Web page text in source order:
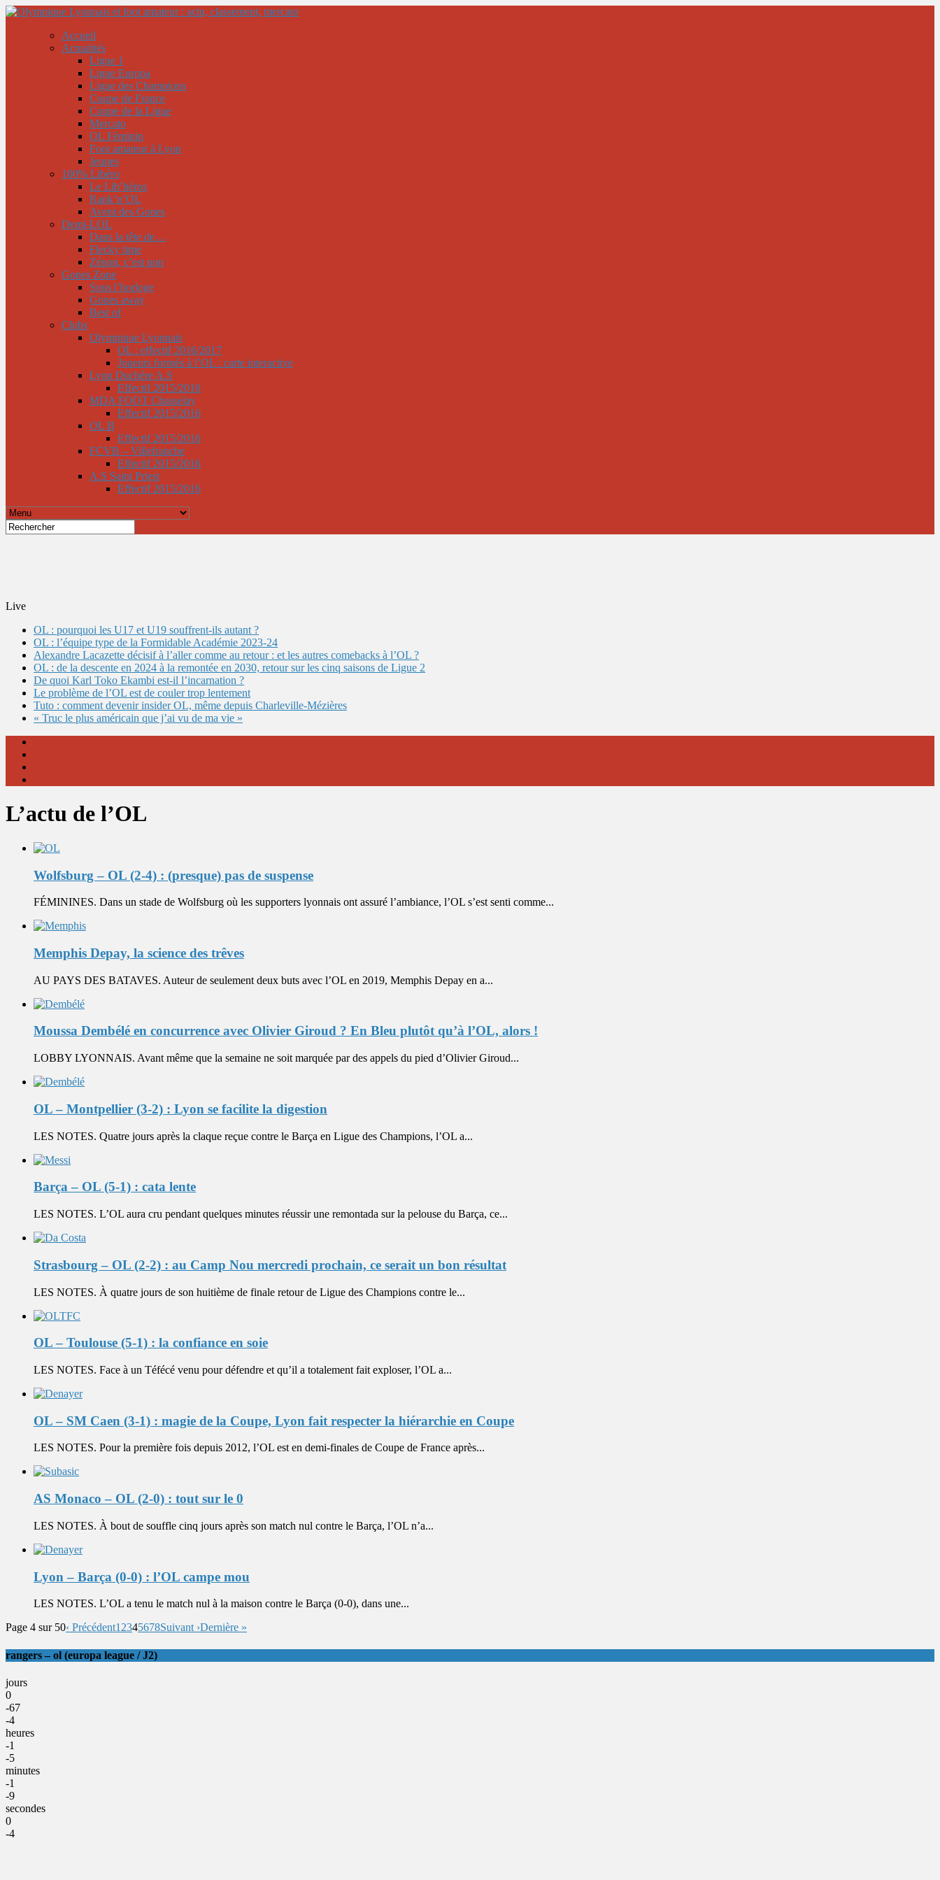
Accueil
Actualités
Ligue 1
Ligue Europa
Ligue des Champions
Coupe de France
Coupe de la Ligue
Mercato
OL Féminin
Foot amateur à Lyon
Jeunes
100% Libéro
Le Lib’héros
Rank’n’OL
Avent des Gones
Demi-LOL
Dans la tête de…
Flecky time
Zénon, c’est non
Gones Zone
Sous l’horloge
Gones away
Best of
Clubs
Olympique Lyonnais
OL : effectif 2016/2017
Joueurs formés à l’OL : carte interactive
Lyon Duchère A.S
Effectif 2015/2016
MDA FOOT Chasselay
Effectif 2015/2016
OL B
Effectif 2015/2016
FCVB – Villefranche
Effectif 2015/2016
A.S Saint Priest
Effectif 2015/2016
Live
OL : pourquoi les U17 et U19 souffrent-ils autant ?
OL : l’équipe type de la Formidable Académie 2023-24
Alexandre Lacazette décisif à l’aller comme au retour : et les autres comebacks à l’OL ?
OL : de la descente en 2024 à la remontée en 2030, retour sur les cinq saisons de Ligue 2
De quoi Karl Toko Ekambi est-il l’incarnation ?
Le problème de l’OL est de couler trop lentement
Tuto : comment devenir insider OL, même depuis Charleville-Mézières
« Truc le plus américain que j’ai vu de ma vie »
L’actu de l’OL
Wolfsburg – OL (2-4) : (presque) pas de suspense
FÉMININES. Dans un stade de Wolfsburg où les supporters lyonnais ont assuré l’ambiance, l’OL s’est senti comme...
Memphis Depay, la science des trêves
AU PAYS DES BATAVES. Auteur de seulement deux buts avec l’OL en 2019, Memphis Depay en a...
Moussa Dembélé en concurrence avec Olivier Giroud ? En Bleu plutôt qu’à l’OL, alors !
LOBBY LYONNAIS. Avant même que la semaine ne soit marquée par des appels du pied d’Olivier Giroud...
OL – Montpellier (3-2) : Lyon se facilite la digestion
LES NOTES. Quatre jours après la claque reçue contre le Barça en Ligue des Champions, l’OL a...
Barça – OL (5-1) : cata lente
LES NOTES. L’OL aura cru pendant quelques minutes réussir une remontada sur la pelouse du Barça, ce...
Strasbourg – OL (2-2) : au Camp Nou mercredi prochain, ce serait un bon résultat
LES NOTES. À quatre jours de son huitième de finale retour de Ligue des Champions contre le...
OL – Toulouse (5-1) : la confiance en soie
LES NOTES. Face à un Téfécé venu pour défendre et qu’il a totalement fait exploser, l’OL a...
OL – SM Caen (3-1) : magie de la Coupe, Lyon fait respecter la hiérarchie en Coupe
LES NOTES. Pour la première fois depuis 2012, l’OL est en demi-finales de Coupe de France après...
AS Monaco – OL (2-0) : tout sur le 0
LES NOTES. À bout de souffle cinq jours après son match nul contre le Barça, l’OL n’a...
Lyon – Barça (0-0) : l’OL campe mou
LES NOTES. L’OL a tenu le match nul à la maison contre le Barça (0-0), dans une...
Page 4 sur 50‹ Précédent1 2345678Suivant ›Dernière »
rangers – ol (europa league / J2)
jours
0
-67
-4
heures
-1
-5
minutes
-1
-9
secondes
0
-4